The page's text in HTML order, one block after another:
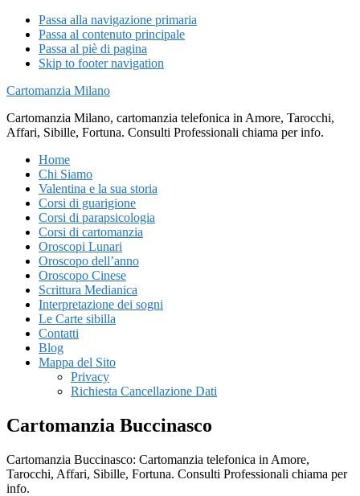
Passa alla navigazione primaria
Passa al contenuto principale
Passa al piè di pagina
Skip to footer navigation
Cartomanzia Milano
Cartomanzia Milano, cartomanzia telefonica in Amore, Tarocchi,
Affari, Sibille, Fortuna. Consulti Professionali chiama per info.
Home
Chi Siamo
Valentina e la sua storia
Corsi di guarigione
Corsi di parapsicologia
Corsi di cartomanzia
Oroscopi Lunari
Oroscopo dell’anno
Oroscopo Cinese
Scrittura Medianica
Interpretazione dei sogni
Le Carte sibilla
Contatti
Blog
Mappa del Sito
Privacy
Richiesta Cancellazione Dati
Cartomanzia Buccinasco
Cartomanzia Buccinasco: Cartomanzia telefonica in Amore,
Tarocchi, Affari, Sibille, Fortuna. Consulti Professionali chiama per
info.